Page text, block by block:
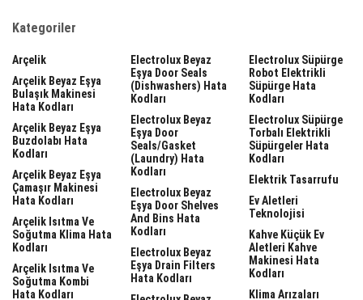
Kategoriler
Arçelik
Arçelik Beyaz Eşya
Bulaşık Makinesi
Hata Kodları
Arçelik Beyaz Eşya
Buzdolabı Hata
Kodları
Arçelik Beyaz Eşya
Çamaşır Makinesi
Hata Kodları
Arçelik Isıtma Ve
Soğutma Klima Hata
Kodları
Arçelik Isıtma Ve
Soğutma Kombi
Hata Kodları
Electrolux Beyaz
Eşya Door Seals
(dishwashers) Hata
Kodları
Electrolux Beyaz
Eşya Door
Seals/gasket
(laundry) Hata
Kodları
Electrolux Beyaz
Eşya Door Shelves
And Bins Hata
Kodları
Electrolux Beyaz
Eşya Drain Filters
Hata Kodları
Electrolux Süpürge
Robot Elektrikli
Süpürge Hata
Kodları
Electrolux Süpürge
Torbalı Elektrikli
Süpürgeler Hata
Kodları
Elektrik Tasarrufu
Ev Aletleri
Teknolojisi
Kahve Küçük Ev
Aletleri Kahve
Makinesi Hata
Kodları
Klima Arızaları